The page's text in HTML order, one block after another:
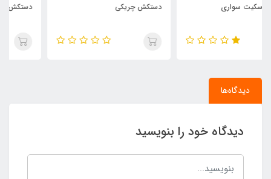
دستکش چریکی
دستکش موتور سواری مدل ادونچر
دیدگاه‌ها
دیدگاه خود را بنویسید